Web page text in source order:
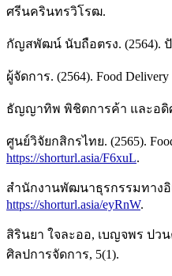
ศรีนครินทรวิโรฒ.
กัญสพัฒน์ นับถือตรง. (2564).
ผู้จัดการ. (2564). Food
ธัญญาทิพ พิชิตการค้า และอดิ
ศูนย์วิจัยกสิกรไทย. (2565).
https://shorturl.asia/F6xuL.
สำนักงานพัฒนาธุรกรรมทางอิ
https://shorturl.asia/eyRnW.
สิรินยา ใจละออ, เบญจพร ปว
ศิลปการจัดการ, 5(1).